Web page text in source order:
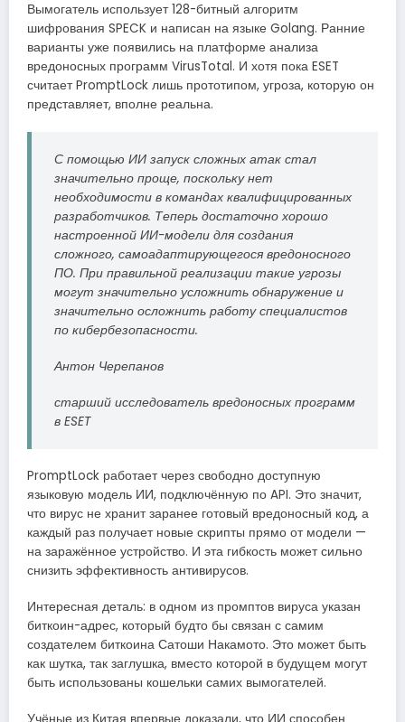
Вымогатель использует 128-битный алгоритм
шифрования SPECK и написан на языке Golang. Ранние
варианты уже появились на платформе анализа
вредоносных программ VirusTotal. И хотя пока ESET
считает PromptLock лишь прототипом, угроза, которую он
представляет, вполне реальна.
С помощью ИИ запуск сложных атак стал
значительно проще, поскольку нет
необходимости в командах квалифицированных
разработчиков. Теперь достаточно хорошо
настроенной ИИ-модели для создания
сложного, самоадаптирующегося вредоносного
ПО. При правильной реализации такие угрозы
могут значительно усложнить обнаружение и
значительно осложнить работу специалистов
по кибербезопасности.
Антон Черепанов
старший исследователь вредоносных программ
в ESET
PromptLock работает через свободно доступную
языковую модель ИИ, подключённую по API. Это значит,
что вирус не хранит заранее готовый вредоносный код, а
каждый раз получает новые скрипты прямо от модели —
на заражённое устройство. И эта гибкость может сильно
снизить эффективность антивирусов.
Интересная деталь: в одном из промптов вируса указан
биткоин-адрес, который будто бы связан с самим
создателем биткоина Сатоши Накамото. Это может быть
как шутка, так заглушка, вместо которой в будущем могут
быть использованы кошельки самих вымогателей.